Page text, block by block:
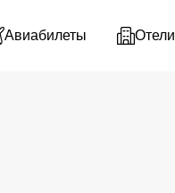
Авиабилеты Отели